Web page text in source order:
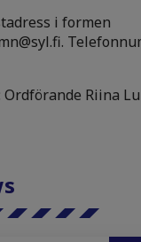
i formen
Riina